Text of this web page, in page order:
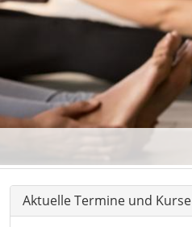
Aktuelle Termine und Kurse